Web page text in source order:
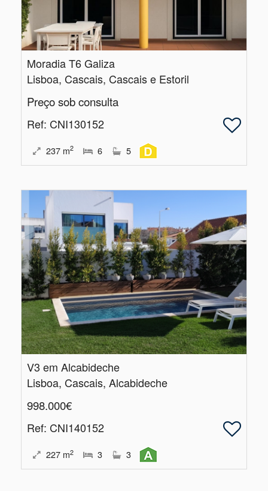
Moradia T6 Galiza
Lisboa, Cascais, Cascais e Estoril
Preço sob consulta
Ref: CNI130152
237 m2 6 5
V3 em Alcabideche
Lisboa, Cascais, Alcabideche
998.000€
Ref: CNI140152
227 m2 3 3